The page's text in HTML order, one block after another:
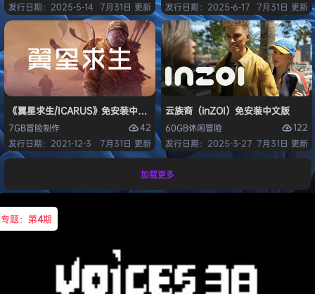
发行日期：2025-5-14
7月31日 更新
发行日期：2025-6-17
7月31日 更新
《翼星求生/ICARUS》免安装中文版
7GB冒险制作
42
发行日期：2021-12-3
7月31日 更新
云族裔（inZOI）免安装中文版
60GB休闲冒险
122
发行日期：2025-3-27 7月31日 更新
加载更多
专题：第4期